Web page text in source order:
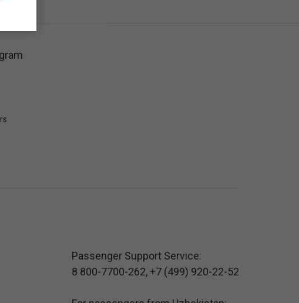
Passenger Support Service:
8 800-7700-262,+7 (499) 920-22-52